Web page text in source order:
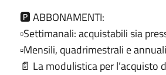
🅿️ ABBONAMENTI:
▫️Settimanali: acquistabili sia
▫️Mensili, quadrimestrali e
📄 La modulistica per